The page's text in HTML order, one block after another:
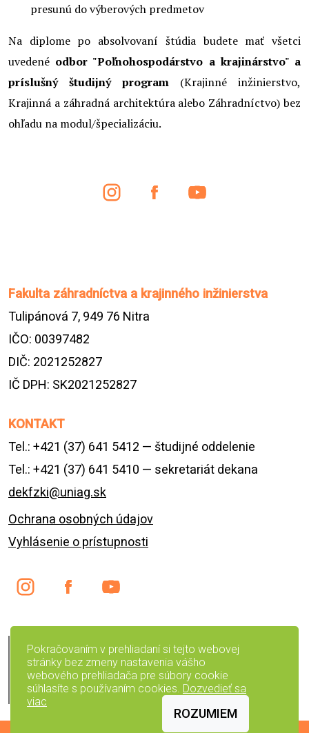
presunú do výberových predmetov
Na diplome po absolvovaní štúdia budete mať všetci
uvedené odbor "Poľnohospodárstvo a krajinárstvo" a
príslušný študijný program (Krajinné inžinierstvo,
Krajinná a záhradná architektúra alebo Záhradníctvo) bez
ohľadu na modul/špecializáciu.
Pokračovaním v prehliadaní si tejto webovej
stránky bez zmeny nastavenia vášho
webového prehliadača pre súbory cookie
súhlasíte s používaním cookies. Dozvedieť sa
viac
ROZUMIEM
Fakulta záhradníctva a krajinného inžinierstva
Tulipánová 7, 949 76 Nitra
IČO: 00397482
DIČ: 2021252827
IČ DPH: SK2021252827
KONTAKT
Tel.: +421 (37) 641 5412 — študijné oddelenie
Tel.: +421 (37) 641 5410 — sekretariát dekana
dekfzki@uniag.sk
Ochrana osobných údajov
Vyhlásenie o prístupnosti
English version
Preskočiť navigáciu
Čiernobiela verzia